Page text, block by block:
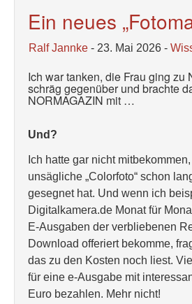
Ein neues
Ralf Jannke - 23. Mai 2026 -
Ich war tanken, die Frau ging zu
schräg gegenüber und brachte
NORMAGAZIN mit …
Und?
Ich hatte gar nicht
unsägliche „Colorfoto“ schon
gesegnet hat. Und wenn ich
Digitalkamera.de Monat für
E-Ausgaben der verbliebenen
Download offeriert bekomme,
das zu den Kosten noch liest.
für eine e-Ausgabe mit
Euro bezahlen. Mehr nicht!